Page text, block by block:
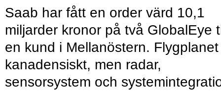
Saab har fått en order värd 10,1
miljarder kronor på två GlobalEye
en kund i Mellanöstern.
kanadensiskt, men radar,
sensorsystem och